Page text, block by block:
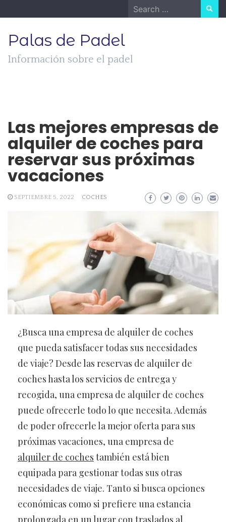
to
Search
for:
Palas de Padel
Información sobre el padel
Las mejores empresas de
alquiler de coches para
reservar sus próximas
vacaciones
SEPTIEMBRE 5, 2022 COCHES
¿Busca una empresa de alquiler de coches
que pueda satisfacer todas sus necesidades
de viaje? Desde las reservas de alquiler de
coches hasta los servicios de entrega y
recogida, una empresa de alquiler de coches
puede ofrecerle todo lo que necesita. Además
de poder ofrecerle la mejor oferta para sus
próximas vacaciones, una empresa de
alquiler de coches también está bien
equipada para gestionar todas sus otras
necesidades de viaje. Tanto si busca opciones
económicas como si prefiere una estancia
prolongada en un lugar con traslados al